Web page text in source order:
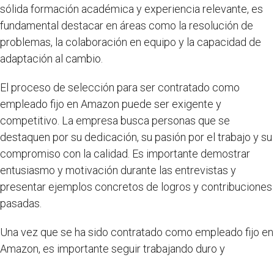
sólida formación académica y experiencia relevante, es
fundamental destacar en áreas como la resolución de
problemas, la colaboración en equipo y la capacidad de
adaptación al cambio.
El proceso de selección para ser contratado como
empleado fijo en Amazon puede ser exigente y
competitivo. La empresa busca personas que se
destaquen por su dedicación, su pasión por el trabajo y su
compromiso con la calidad. Es importante demostrar
entusiasmo y motivación durante las entrevistas y
presentar ejemplos concretos de logros y contribuciones
pasadas.
Una vez que se ha sido contratado como empleado fijo en
Amazon, es importante seguir trabajando duro y